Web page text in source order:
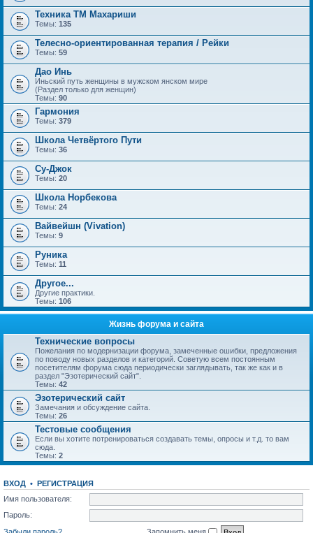
Техника ТМ Махариши
Темы: 135
Телесно-ориентированная терапия / Рейки
Темы: 59
Дао Инь
Иньский путь женщины в мужском янском мире
(Раздел только для женщин)
Темы: 90
Гармония
Темы: 379
Школа Четвёртого Пути
Темы: 36
Су-Джок
Темы: 20
Школа Норбекова
Темы: 24
Вайвейшн (Vivation)
Темы: 9
Руника
Темы: 11
Другое...
Другие практики.
Темы: 106
Жизнь форума и сайта
Технические вопросы
Пожелания по модернизации форума, замеченные ошибки, предложения
по поводу новых разделов и категорий. Советую всем постоянным
посетителям форума сюда периодически заглядывать, так же как и в
раздел "Эзотерический сайт".
Темы: 42
Эзотерический сайт
Замечания и обсуждение сайта.
Темы: 26
Тестовые сообщения
Если вы хотите потренироваться создавать темы, опросы и т.д. то вам
сюда.
Темы: 2
ВХОД • РЕГИСТРАЦИЯ
Имя пользователя:
Пароль: